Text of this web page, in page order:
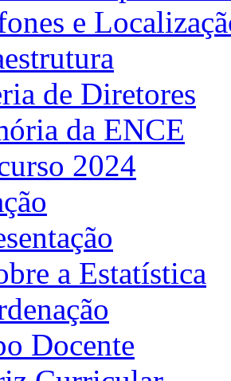
e
de Diretores
da ENCE
2024
a Estatística
Docente